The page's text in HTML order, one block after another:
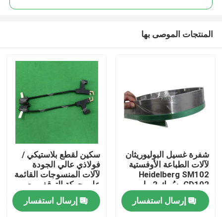
الصفحة الرئيسية
المنتجات الموصى بها
شفرة غسيل البوليوريثان
لآلات الطباعة الأوفستية
Heidelberg SM102
CD102 بسُمك 2 ملم
إرسال استفسار
سكين لقطع بلاستيكي /
فولاذي عالي الجودة
لآلات المنسوجات القائمة
على حركة التوقف مع
طول 275 مم
إرسال استفسار